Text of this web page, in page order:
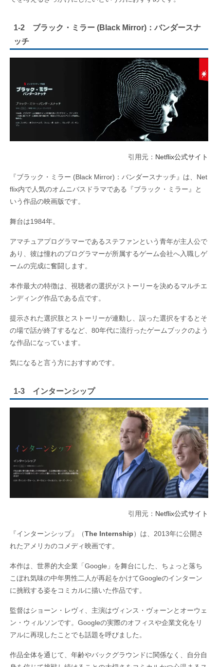
1-2 ブラック・ミラー (Black Mirror)：バンダースナ
ッチ
引用元： Netflix公式サイト
『ブラック・ミラー (Black Mirror)：バンダースナッチ』は、Net
flix内で人気のオムニバスドラマである『ブラック・ミラー』と
いう作品の映画版です。
舞台は1984年。
アマチュアプログラマーであるステファンという青年が主人公で
あり、彼は憧れのプログラマーが所属するゲーム会社へ入職しゲ
ームの完成に奮闘します。
本作最大の特徴は、視聴者の選択がストーリーを決めるマルチエ
ンディング作品である点です。
提示された選択肢とストーリーが連動し、誤った選択をするとそ
の場で話が終了するなど、80年代に流行ったゲームブックのよう
な作品になっています。
気になると言う方におすすめです。
1-3 インターンシップ
引用元： Netflix公式サイト
『インターンシップ』（The Internship）は、 2013年に公開さ
れたアメリカのコメディ映画です。
本作は、世界的大企業「 Google 」を舞台にした、ちょっと落ち
こぼれ気味の中年男性二人が再起をかけてGoogleのインターン
に挑戦する姿をコミカルに描いた作品です。
監督はショーン・レヴィ、主演はヴィンス・ヴォーンとオーウェ
ン・ウィルソンです。 Googleの実際のオフィスや企業文化をリ
アルに再現したことでも話題を呼びました。
作品全体を通じて、年齢やバックグラウンドに関係なく、自分自